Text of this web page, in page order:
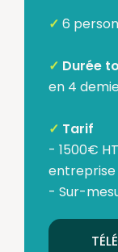
✓ 6
✓ Durée
en 4
✓ Tarif
- 1500€
entreprise
- Sur-